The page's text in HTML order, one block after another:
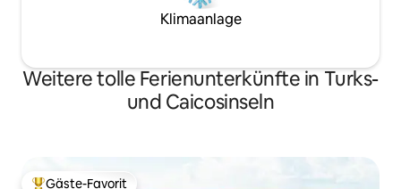
Klimaanlage
Weitere tolle Ferienunterkünfte in Turks-
und Caicosinseln
Gäste-Favorit